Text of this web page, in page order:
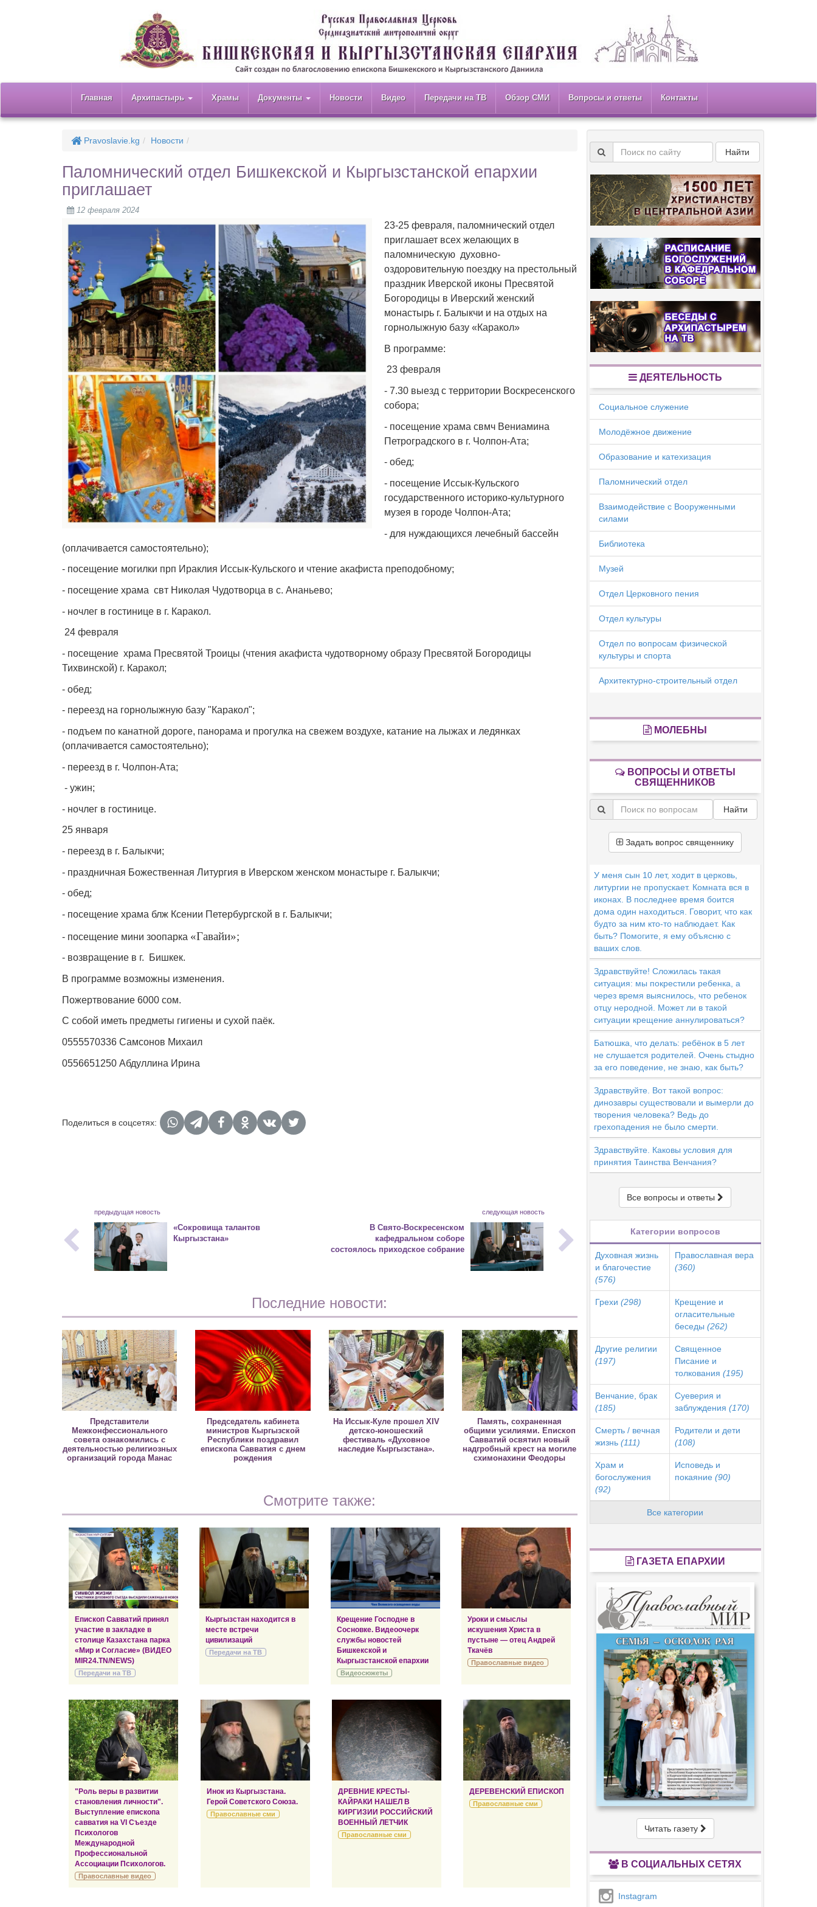
Главная Архипастырь Храмы Документы Новости Видео Передачи на ТВ Обзор СМИ Вопросы и ответы Контакты
Pravoslavie.kg Новости
Паломнический отдел Бишкекской и Кыргызстанской епархии
приглашает
12 февраля 2024
23-25 февраля, паломнический отдел
приглашает всех желающих в
паломническую духовно-
оздоровительную поездку на престольный
праздник Иверской иконы Пресвятой
Богородицы в Иверский женский
монастырь г. Балыкчи и на отдых на
горнолыжную базу «Каракол»
В программе:
23 февраля
- 7.30 выезд с территории Воскресенского
собора;
- посещение храма свмч Вениамина
Петроградского в г. Чолпон-Ата;
- обед;
- посещение Иссык-Кульского
государственного историко-культурного
музея в городе Чолпон-Ата;
- для нуждающихся лечебный бассейн
(оплачивается самостоятельно);
- посещение могилки прп Ираклия Иссык-Кульского и чтение акафиста преподобному;
- посещение храма свт Николая Чудотворца в с. Ананьево;
- ночлег в гостинице в г. Каракол.
24 февраля
- посещение храма Пресвятой Троицы (чтения акафиста чудотворному образу Пресвятой Богородицы
Тихвинской) г. Каракол;
- обед;
- переезд на горнолыжную базу "Каракол";
- подъем по канатной дороге, панорама и прогулка на свежем воздухе, катание на лыжах и ледянках
(оплачивается самостоятельно);
- переезд в г. Чолпон-Ата;
- ужин;
- ночлег в гостинице.
25 января
- переезд в г. Балыкчи;
- праздничная Божественная Литургия в Иверском женском монастыре г. Балыкчи;
- обед;
- посещение храма блж Ксении Петербургской в г. Балыкчи;
- посещение мини зоопарка «Гавайи»;
- возвращение в г. Бишкек.
В программе возможны изменения.
Пожертвование 6000 сом.
С собой иметь предметы гигиены и сухой паёк.
0555570336 Самсонов Михаил
0556651250 Абдуллина Ирина
Поделиться в соцсетях:
предыдущая новость
«Сокровища талантов
Кыргызстана»
следующая новость
В Свято-Воскресенском
кафедральном соборе
состоялось приходское собрание
Последние новости:
Представители
Межконфессионального
совета ознакомились с
деятельностью религиозных
организаций города Манас
Председатель кабинета
министров Кыргызской
Республики поздравил
епископа Савватия с днем
рождения
На Иссык-Куле прошел XIV
детско-юношеский
фестиваль «Духовное
наследие Кыргызстана».
Память, сохраненная
общими усилиями. Епископ
Савватий освятил новый
надгробный крест на могиле
схимонахини Феодоры
Смотрите также:
Епископ Савватий принял
участие в закладке в
столице Казахстана парка
«Мир и Согласие» (ВИДЕО
MIR24.TN/NEWS)
Передачи на ТВ
Кыргызстан находится в
месте встречи
цивилизаций
Передачи на ТВ
Крещение Господне в
Сосновке. Видеоочерк
службы новостей
Бишкекской и
Кыргызстанской епархии
Видеосюжеты
Уроки и смыслы
искушения Христа в
пустыне — отец Андрей
Ткачёв
Православные видео
"Роль веры в развитии
становления личности".
Выступление епископа
савватия на VI Съезде
Психологов
Международной
Профессиональной
Ассоциации Психологов.
Православные видео
Инок из Кыргызстана.
Герой Советского Союза.
Православные сми
ДРЕВНИЕ КРЕСТЫ-
КАЙРАКИ НАШЕЛ В
КИРГИЗИИ РОССИЙСКИЙ
ВОЕННЫЙ ЛЕТЧИК
Православные сми
ДЕРЕВЕНСКИЙ ЕПИСКОП
Православные сми
Найти
ДЕЯТЕЛЬНОСТЬ
Социальное служение
Молодёжное движение
Образование и катехизация
Паломнический отдел
Взаимодействие с Вооруженными
силами
Библиотека
Музей
Отдел Церковного пения
Отдел культуры
Отдел по вопросам физической
культуры и спорта
Архитектурно-строительный отдел
МОЛЕБНЫ
ВОПРОСЫ И ОТВЕТЫ
СВЯЩЕННИКОВ
Найти
Задать вопрос священнику
У меня сын 10 лет, ходит в церковь,
литургии не пропускает. Комната вся в
иконах. В последнее время боится
дома один находиться. Говорит, что как
будто за ним кто-то наблюдает. Как
быть? Помогите, я ему объясню с
ваших слов.
Здравствуйте! Сложилась такая
ситуация: мы покрестили ребенка, а
через время выяснилось, что ребенок
отцу неродной. Может ли в такой
ситуации крещение аннулироваться?
Батюшка, что делать: ребёнок в 5 лет
не слушается родителей. Очень стыдно
за его поведение, не знаю, как быть?
Здравствуйте. Вот такой вопрос:
динозавры существовали и вымерли до
творения человека? Ведь до
грехопадения не было смерти.
Здравствуйте. Каковы условия для
принятия Таинства Венчания?
Все вопросы и ответы
Категории вопросов
Духовная жизнь
и благочестие
(576)
Православная вера
(360)
Грехи (298)
Крещение и
огласительные
беседы (262)
Другие религии
(197)
Священное
Писание и
толкования (195)
Венчание, брак
(185)
Суеверия и
заблуждения (170)
Смерть / вечная
жизнь (111)
Родители и дети
(108)
Храм и
богослужения
(92)
Исповедь и
покаяние (90)
Все категории
ГАЗЕТА ЕПАРХИИ
Читать газету
В СОЦИАЛЬНЫХ СЕТЯХ
Instagram